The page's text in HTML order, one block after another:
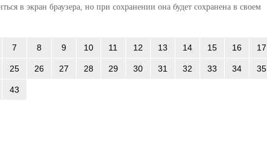
в экран браузера, но при сохранении она будет сохранена в своем
7 8 9 10 11 12 13 14 15 16 17
25 26 27 28 29 30 31 32 33 34 35
43